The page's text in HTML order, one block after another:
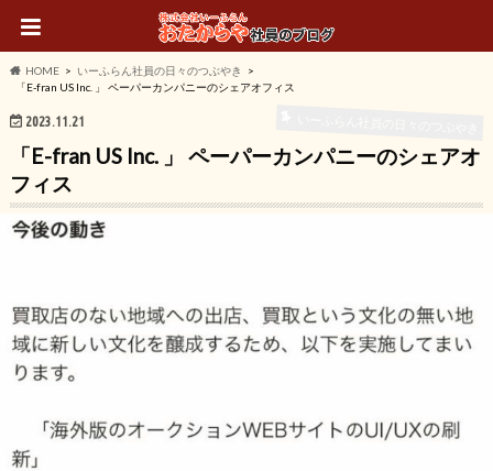
HOME
いーふらん社員の日々のつぶやき
「E-fran US Inc. 」 ペーパーカンパニーのシェアオフィス
2023.11.21
「E-fran US Inc. 」 ペーパーカンパニーのシェアオ
フィス